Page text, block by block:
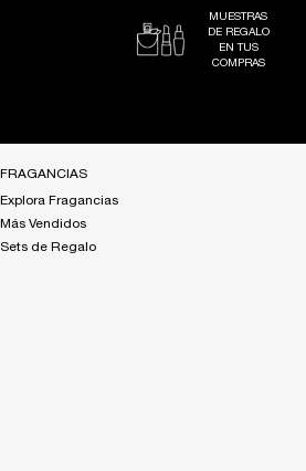
MUESTRAS
DE REGALO
EN TUS
COMPRAS
FRAGANCIAS
Explora Fragancias
Más Vendidos
Sets de Regalo